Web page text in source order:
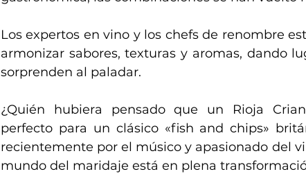
Los expertos en vino y los chefs de renombre
armonizar sabores, texturas y aromas, dando
sorprenden al paladar.
¿Quién hubiera pensado que un Rioja
perfecto para un clásico «fish and chips»
recientemente por el músico y apasionado del
mundo del maridaje está en plena